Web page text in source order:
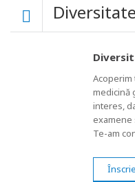
Diversitate
medicină
interes,
examene
Te-am